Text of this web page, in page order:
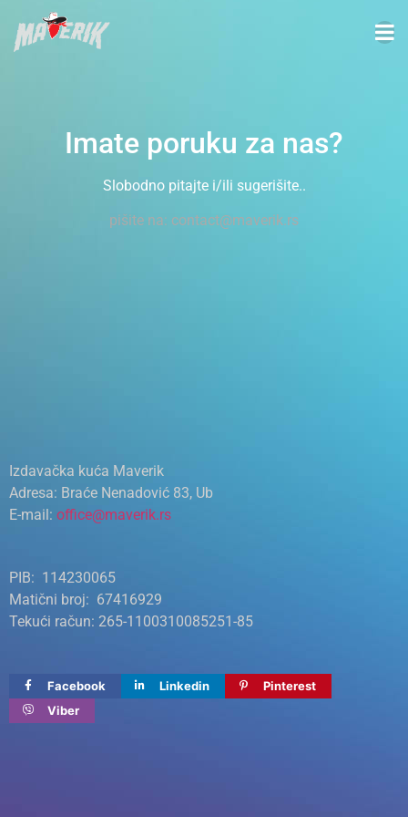
Imate poruku za nas?
Slobodno pitajte i/ili sugerišite..
pišite na: contact@maverik.rs
Izdavačka kuća Maverik
Adresa: Braće Nenadović 83, Ub
E-mail: office@maverik.rs
PIB: 114230065
Matični broj: 67416929
Tekući račun: 265-1100310085251-85
Facebook Linkedin
Pinterest
Viber